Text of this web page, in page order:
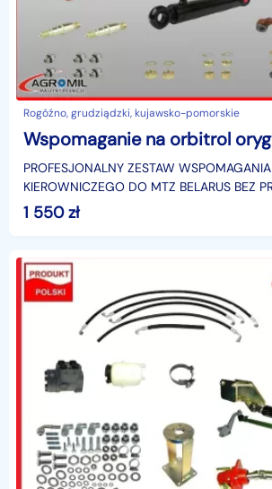
Rogóźno, grudziądzki, kujawsko-pomorskie
PROFESJONALNY ZESTAW
KIEROWNICZEGO DO MTZ BELARUS BEZ
NAPĘDUGłówną zaletą zestawu jest to, że
wspornika z orbit
1 550zł